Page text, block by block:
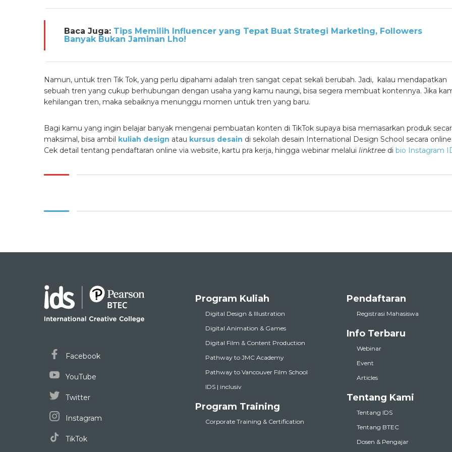
Baca Juga: Tips Memilih Influencer yang Tepat Buat Strategi Marketing, Followers
Banyak Bukan Jaminan Lho!
Namun, untuk tren Tik Tok, yang perlu dipahami adalah tren sangat cepat sekali berubah. Jadi, kalau mendapatkan
sebuah tren yang cukup berhubungan dengan usaha yang kamu naungi, bisa segera membuat kontennya. Jika
kehilangan tren, maka sebaiknya menunggu momen untuk tren yang baru.
Bagi kamu yang ingin belajar banyak mengenai pembuatan konten di TikTok supaya bisa memasarkan produk
maksimal, bisa ambil
kuliah design atau kursus desain di sekolah desain International Design School secara online.
Cek detail tentang pendaftaran online via website, kartu pra kerja, hingga webinar melalui linktree di bio Instagram
Facebook
YouTube
Twitter
Instagram
TikTok
Program Kuliah
Digital Design & Illustration
Digital Animation & Games
Digital Film & Content Production
Pathway to JMC Academy
Pathway to Vancouver Film School
IDS | inclusiv
Program Training
Corporate Training & Certification
Pendaftaran
Registrasi Mahasiswa
Info Terbaru
Webinar
Event
Articles
Tentang Kami
Tentang IDS
Tentang BTEC
Dosen & Pengajar